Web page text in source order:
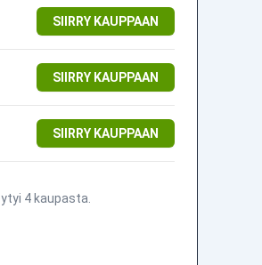
SIIRRY KAUPPAAN
SIIRRY KAUPPAAN
SIIRRY KAUPPAAN
4 kaupasta.